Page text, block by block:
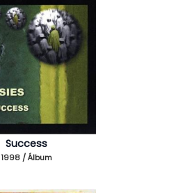
Success
1998 / Álbum